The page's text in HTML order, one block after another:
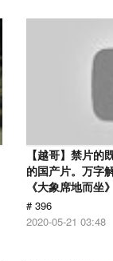
【越哥】禁片的
的国产片。万字
《大象席地而坐》
# 396
2020-05-21 03:48